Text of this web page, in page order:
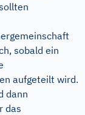
sobald ein
aufgeteilt wird.
dann
das